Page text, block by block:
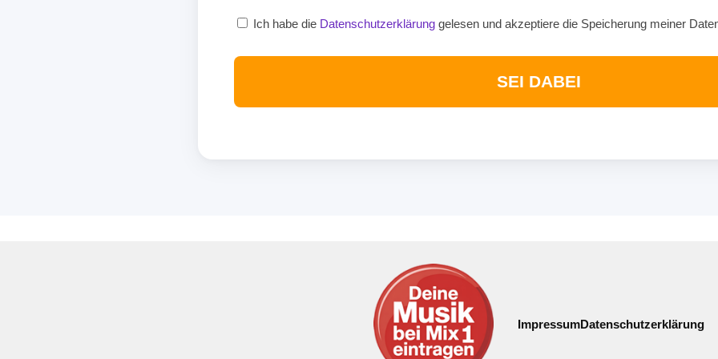
Ich habe die Datenschutzerklärung gelesen und akzeptiere die Speicherung meiner
SEI DABEI
ImpressumDatenschutzerklärung